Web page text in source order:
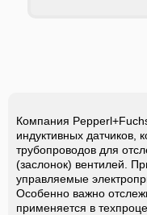
Компания
индуктивных датчиков,
трубопроводов для
(заслонок) вентилей.
управляемые
Особенно важно
применяется в